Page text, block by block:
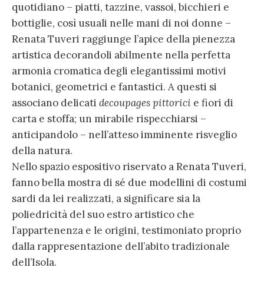
quotidiano – piatti, tazzine, vassoi, bicchieri e
bottiglie, così usuali nelle mani di noi donne –
Renata Tuveri raggiunge l’apice della pienezza
artistica decorandoli abilmente nella perfetta
armonia cromatica degli elegantissimi motivi
botanici, geometrici e fantastici. A questi si
associano delicati decoupages pittorici e fiori di
carta e stoffa; un mirabile rispecchiarsi –
anticipandolo – nell’atteso imminente risveglio
della natura.
Nello spazio espositivo riservato a Renata Tuveri,
fanno bella mostra di sé due modellini di costumi
sardi da lei realizzati, a significare sia la
poliedricità del suo estro artistico che
l’appartenenza e le origini, testimoniato proprio
dalla rappresentazione dell’abito tradizionale
dell’Isola.